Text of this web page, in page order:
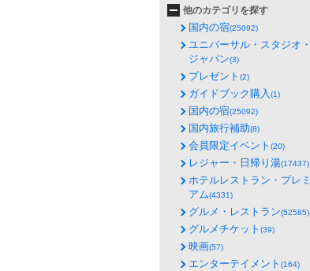
他のカテゴリを探す
国内の宿(25092)
ユニバーサル・スタジオ・
ジャパン(3)
プレゼント (2)
ガイドブック購入(1)
国内の宿(25092)
国内旅行補助(8)
会員限定イベント (20)
レジャー・日帰り湯(17437)
ホテルレストラン・プレミ
アム(4331)
グルメ・レストラン(52585)
グルメチケット (39)
映画(57)
エンターテイメント (164)